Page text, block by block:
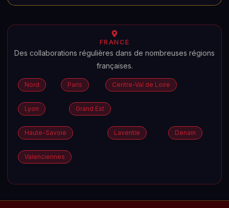
FRANCE
Des collaborations régulières dans de nombreuses régions
françaises.
Nord Paris Centre-Val de Loire
Lyon Grand Est
Haute-Savoie Laventie Denain
Valenciennes